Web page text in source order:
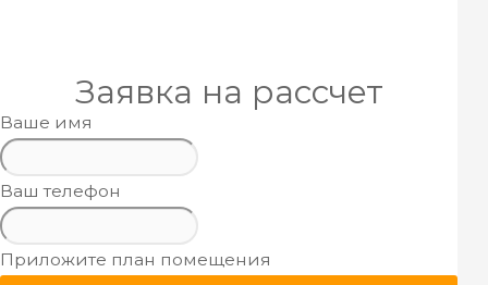
Заявка на рассчет
Ваше имя
Ваш телефон
Приложите план помещения